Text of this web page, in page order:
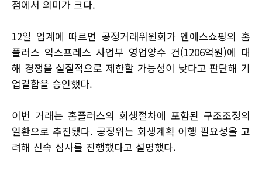
점에서 의미가 크다.
12일 업계에 따르면 공정거래위원회가 엔에스쇼핑의 홈
플러스 익스프레스 사업부 영업양수 건(1206억원)에 대
해 경쟁을 실질적으로 제한할 가능성이 낮다고 판단해 기
업결합을 승인했다.
이번 거래는 홈플러스의 회생절차에 포함된 구조조정의
일환으로 추진됐다. 공정위는 회생계획 이행 필요성을 고
려해 신속 심사를 진행했다고 설명했다.